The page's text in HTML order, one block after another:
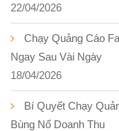
22/04/2026
Chạy Quảng Cáo
Ngay Sau Vài Ngày
18/04/2026
Bí Quyết Chạy
Bùng Nổ Doanh Thu